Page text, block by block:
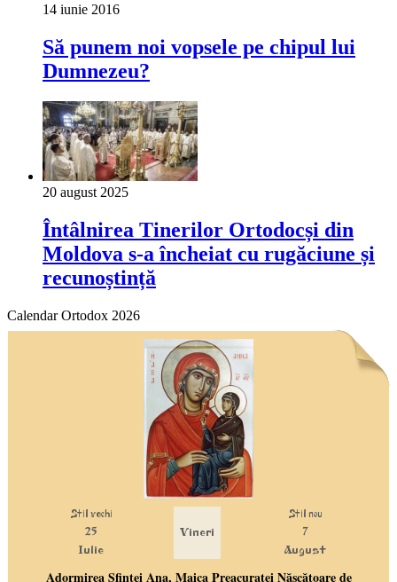
14 iunie 2016
Să punem noi vopsele pe chipul lui
Dumnezeu?
20 august 2025
Întâlnirea Tinerilor Ortodocși din
Moldova s-a încheiat cu rugăciune și
recunoștință
Calendar Ortodox 2026